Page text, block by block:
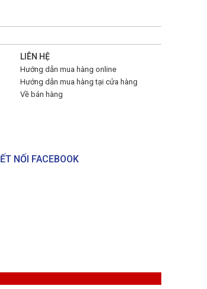
LIÊN HỆ
Hướng dẫn mua hàng online
Hướng dẫn mua hàng tại cửa hàng
Về bán hàng
NỐI FACEBOOK